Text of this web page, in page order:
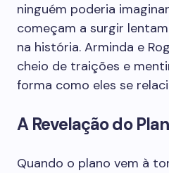
ninguém poderia
começam a surgir
na história. Arminda e
cheio de traições e
forma como eles se
A Revelação do
Quando o plano vem à